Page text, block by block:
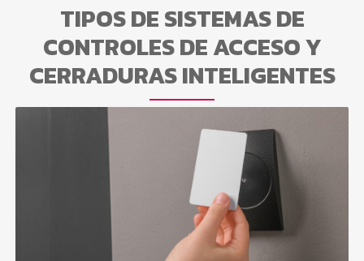
TIPOS DE SISTEMAS DE
CONTROLES DE ACCESO Y
CERRADURAS INTELIGENTES